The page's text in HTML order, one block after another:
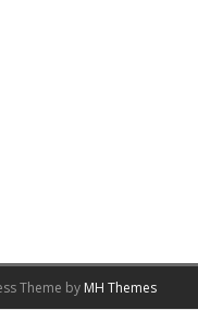
Theme by MH Themes